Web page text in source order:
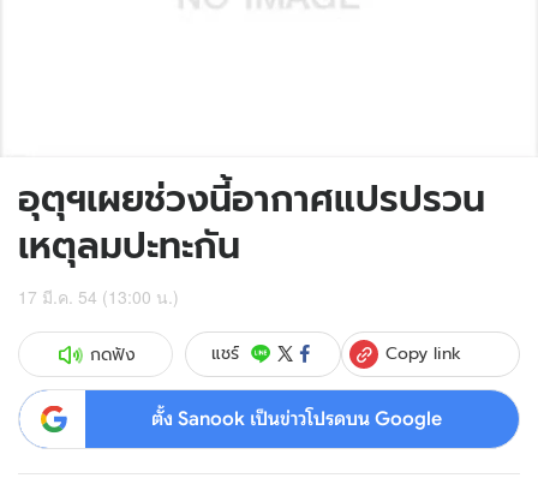
อุตุฯเผยช่วงนี้อากาศแปรปรวน
เหตุลมปะทะกัน
17 มี.ค. 54 (13:00 น.)
กดฟัง แชร์ Copy link
ตั้ง Sanook เป็นข่าวโปรดบน Google